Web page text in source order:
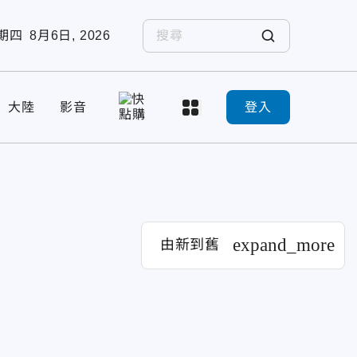
四 8月6日, 2026
大陸 影音 登入
由新到舊 expand_more